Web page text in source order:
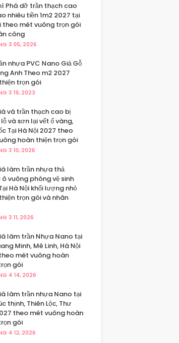
Phá dỡ trần thạch cao
nhiêu tiền 1m2 2027 tại
theo mét vuông trọn gói
công
3 05, 2026
nhựa PVC Nano Giả Gỗ
Anh Theo m2 2027
trọn gói
3 19, 2023
vá trần thạch cao bị
và sơn lại vết ố vàng,
Tại Hà Nội 2027 theo
hoàn thiện trọn gói
3 10, 2026
làm trần nhựa thả
ô vuông phòng vệ sinh
Hà Nội khối lượng nhỏ
trọn gói và nhân
3 11, 2026
làm trần Nhựa Nano tại
Minh, Mê Linh, Hà Nội
mét vuông hoàn
gói
4 14, 2026
làm trần nhựa Nano tại
thịnh, Thiên Lộc, Thư
theo mét vuông hoàn
gói
4 12, 2026